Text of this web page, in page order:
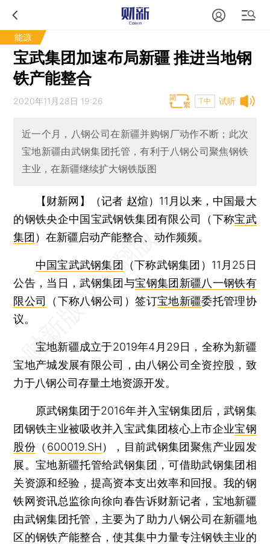
能源
宝武集团加速布局新疆 推进当地钢
铁产能整合
试听
2020年11月28日 19:26 T中
近一个月，八钢公司在新疆并购钢厂动作不断；此次
宝地新疆由武钢集团托管，有利于八钢公司聚焦钢铁
主业，在新疆继续扩大钢铁版图
【财新网】（记者 赵煊） 11月以来，中国最大
的钢铁央企中国宝武钢铁集团有限公司（下称宝武
集团 ）在新疆启动产能整合、动作频频。
中国宝武武钢集团
（下称武钢集团）11月25日
公告，当日，武钢集团与宝钢集团新疆八一钢铁有
限公司
（下称八钢公司）签订宝地新疆委托管理协
议。
宝地新疆成立于2019年4月29日，全称为新疆
宝地产城发展有限公司，由八钢公司全资控股，致
力于八钢公司存量土地资源开发。
原武钢集团于2016年并入宝钢集团后，武钢集
团钢铁主业被吸收并入宝武集团核心上市企业宝钢
股份 （ 600019.SH），目前武钢集团聚焦产业园发
展。宝地新疆托管给武钢集团，可借助武钢集团相
关资源和经验，提高资本支出效率和回报。我的钢
铁网资讯总监徐向徐向春告诉财新记者，宝地新疆
由武钢集团托管，主要为了助力八钢公司在新疆地
区的钢铁产能整合，使其集中力量专注钢铁主业的